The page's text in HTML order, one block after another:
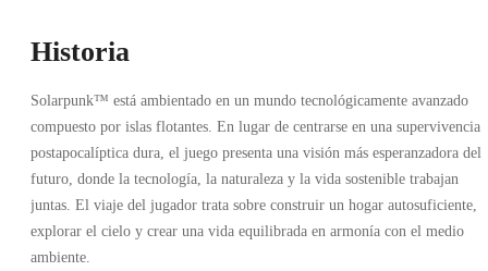
Historia
Solarpunk™ está ambientado en un mundo tecnológicamente avanzado
compuesto por islas flotantes. En lugar de centrarse en una supervivencia
postapocalíptica dura, el juego presenta una visión más esperanzadora del
futuro, donde la tecnología, la naturaleza y la vida sostenible trabajan
juntas. El viaje del jugador trata sobre construir un hogar autosuficiente,
explorar el cielo y crear una vida equilibrada en armonía con el medio
ambiente.